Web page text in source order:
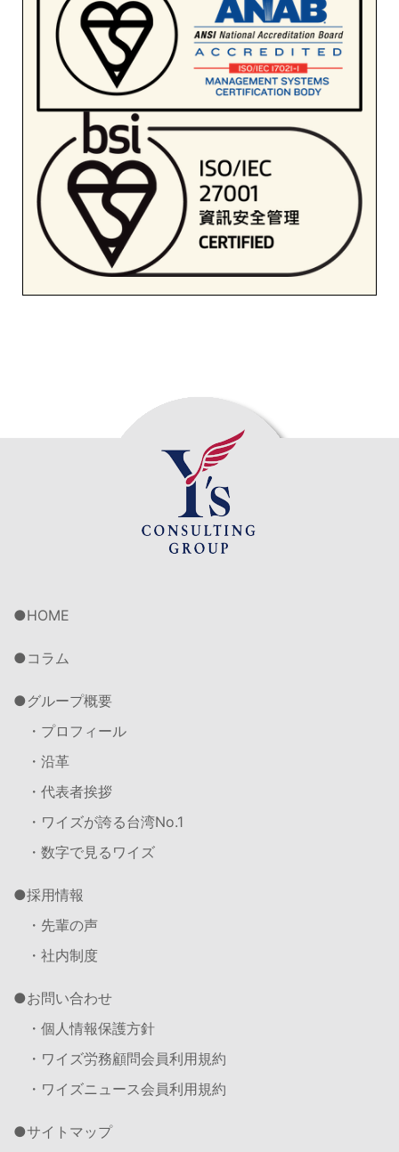
HOME
コラム
グループ概要
・プロフィール
・沿革
・代表者挨拶
・ワイズが誇る台湾No.1
・数字で見るワイズ
採用情報
・先輩の声
・社内制度
お問い合わせ
・個人情報保護方針
・ワイズ労務顧問会員利用規約
・ワイズニュース会員利用規約
サイトマップ